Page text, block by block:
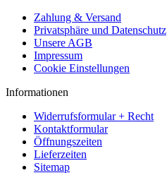
Zahlung & Versand
Privatsphäre und Datenschutz
Unsere AGB
Impressum
Cookie Einstellungen
Informationen
Widerrufsformular + Recht
Kontaktformular
Öffnungszeiten
Lieferzeiten
Sitemap